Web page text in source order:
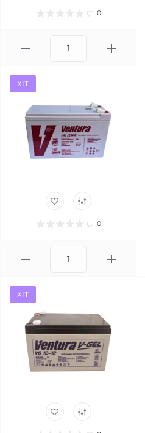
0
ХІТ
0
ХІТ